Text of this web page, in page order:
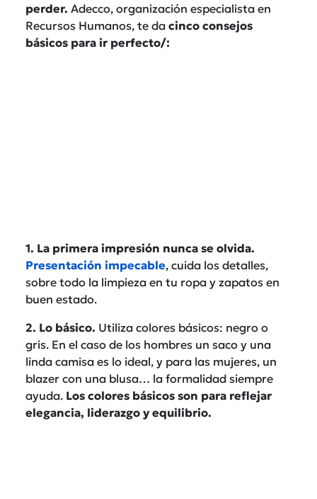
perder. Adecco, organización especialista en
Recursos Humanos, te da cinco consejos
básicos para ir perfecto/:
1. La primera impresión nunca se olvida.
Presentación impecable, cuida los detalles,
sobre todo la limpieza en tu ropa y zapatos en
buen estado.
2. Lo básico. Utiliza colores básicos: negro o
gris. En el caso de los hombres un saco y una
linda camisa es lo ideal, y para las mujeres, un
blazer con una blusa… la formalidad siempre
ayuda. Los colores básicos son para reflejar
elegancia, liderazgo y equilibrio.